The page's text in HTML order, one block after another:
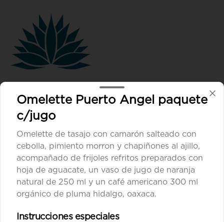
Despacho
Redes sociales
Instagram
Facebook
Omelette Puerto Angel paquete
c/jugo
Omelette de tasajo con camarón salteado con
cebolla, pimiento morron y chapiñones al ajillo,
acompañado de frijoles refritos preparados con
hoja de aguacate, un vaso de jugo de naranja
natural de 250 ml y un café americano 300 ml
orgánico de pluma hidalgo, oaxaca.
Instrucciones especiales